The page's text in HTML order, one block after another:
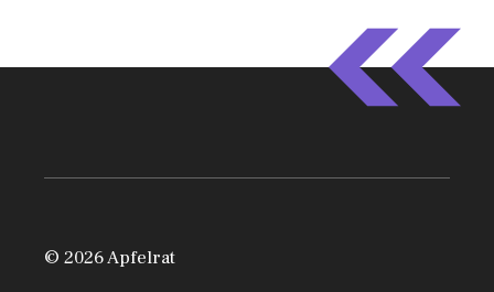
© 2026 Apfelrat